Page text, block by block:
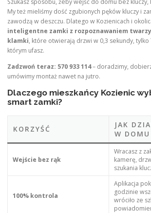
Szukasz sposobu, żeby wejść do domu bez
My też mieliśmy dość zgubionych pęków kluczy i
zawodzą w deszczu. Dlatego w Kozienicach i
inteligentne zamki z rozpoznawaniem
klamki, które otwierają drzwi w 0,3 sekundy,
którym ufasz.
Zadzwoń teraz: 570 933 114– doradzimy,
umówimy montaż nawet na jutro.
Dlaczego mieszkańcy Kozienic
smart zamki?
KORZYŚĆ
JAK
W DOMU
Wejście bez rąk
Wracasz z
kamerę,
szukania
100% kontrola
Aplikacja
godzinie
wróciło ze